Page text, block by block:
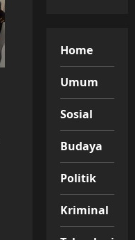
Home
Umum
Sosial
Budaya
Politik
Kriminal